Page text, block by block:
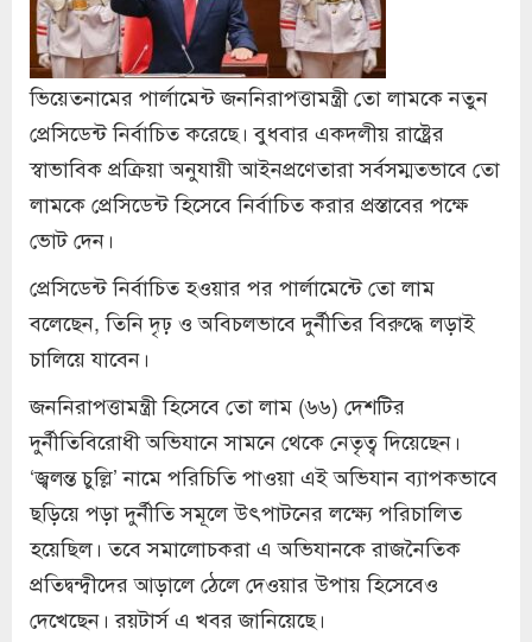
ভিয়েতনামের পার্লামেন্ট জননিরাপত্তামন্ত্রী তো লামকে নতুন
প্রেসিডেন্ট নির্বাচিত করেছে। বুধবার একদলীয় রাষ্ট্রের
স্বাভাবিক প্রক্রিয়া অনুযায়ী আইনপ্রণেতারা সর্বসম্মতভাবে তো
লামকে প্রেসিডেন্ট হিসেবে নির্বাচিত করার প্রস্তাবের পক্ষে
ভোট দেন।
প্রেসিডেন্ট নির্বাচিত হওয়ার পর পার্লামেন্টে তো লাম
বলেছেন, তিনি দৃঢ় ও অবিচলভাবে দুর্নীতির বিরুদ্ধে লড়াই
চালিয়ে যাবেন।
জননিরাপত্তামন্ত্রী হিসেবে তো লাম (৬৬) দেশটির
দুর্নীতিবিরোধী অভিযানে সামনে থেকে নেতৃত্ব দিয়েছেন।
‘জ্বলন্ত চুল্লি’ নামে পরিচিতি পাওয়া এই অভিযান ব্যাপকভাবে
ছড়িয়ে পড়া দুর্নীতি সমূলে উৎপাটনের লক্ষ্যে পরিচালিত
হয়েছিল। তবে সমালোচকরা এ অভিযানকে রাজনৈতিক
প্রতিদ্বন্দ্বীদের আড়ালে ঠেলে দেওয়ার উপায় হিসেবেও
দেখেছেন। রয়টার্স এ খবর জানিয়েছে।